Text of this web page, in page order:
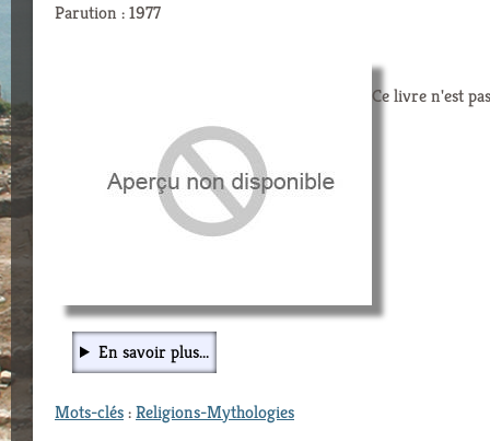
Parution : 1977
Ce livre n'est
En savoir plus...
Mots-clés:Religions-Mythologies